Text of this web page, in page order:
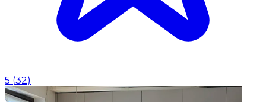
5 (32)